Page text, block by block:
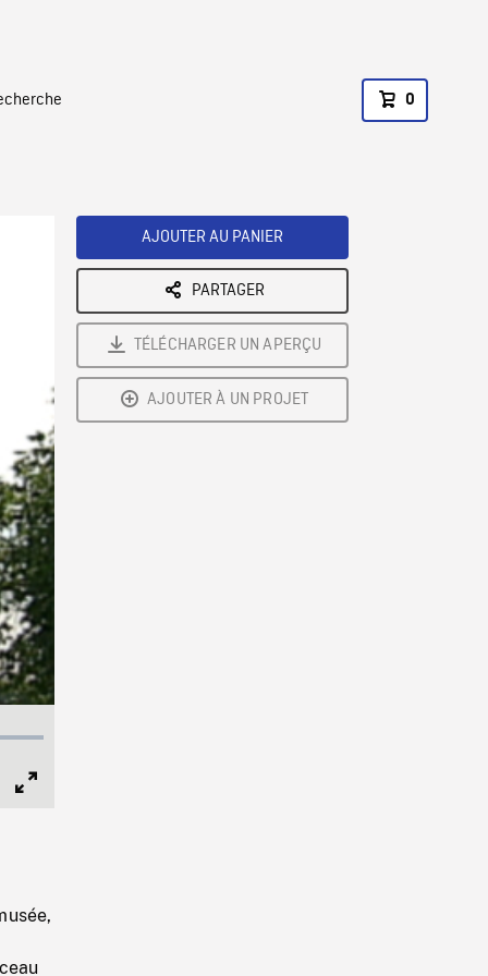
0
AJOUTER AU PANIER
PARTAGER
TÉLÉCHARGER UN APERÇU
AJOUTER À UN PROJET